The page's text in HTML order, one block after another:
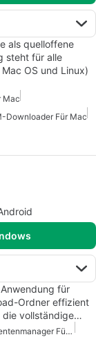
als quelloffene
steht für alle
OS und Linux)
Mac
Downloader Für Mac
Anwendung für
Ordner effizient
die vollständige…
Kostenloser Dokumentenmanager Für Android